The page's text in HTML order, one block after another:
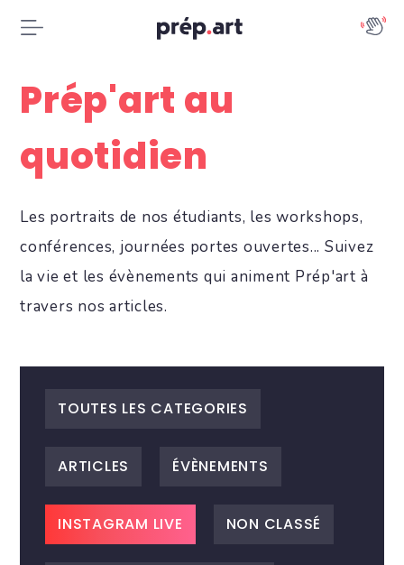
Prép'art au
quotidien
Les portraits de nos étudiants, les workshops,
conférences, journées portes ouvertes... Suivez
la vie et les évènements qui animent Prép'art à
travers nos articles.
TOUTES LES CATEGORIES
ARTICLES ÉVÈNEMENTS
INSTAGRAM LIVE NON CLASSÉ